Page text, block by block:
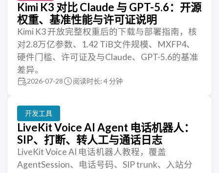
Kimi K3 对比 Claude 与 GPT-5.6：开源
权重、基准性能与许可证说明
Kimi K3 开放完整权重后的下载与部署指南，核
对2.8万亿参数、1.42 TiB文件规模、MXFP4、
硬件门槛、许可证及与Claude、GPT-5.6的基准
差异。
2026-07-28 阅读时长: 4 分钟
开发工具
LiveKit Voice AI Agent 电话机器人：
SIP、打断、转人工与通话日志
LiveKit Voice AI 电话机器人教程，覆盖
AgentSession、电话号码、SIP trunk、入站分